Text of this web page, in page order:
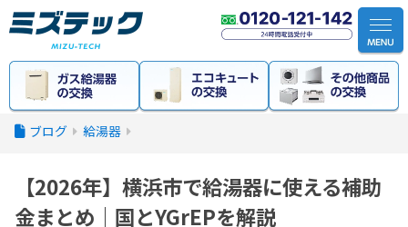
給湯器
【2026年】横浜市で給湯器に使える補助
金まとめ｜国とYGrEPを解説